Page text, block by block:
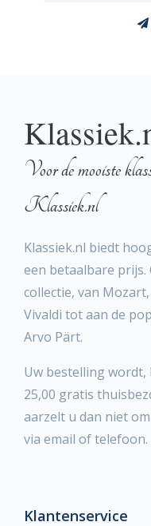
Voor de mooiste
Klassiek.nl
Klassiek.nl biedt
een betaalbare
collectie, van
Vivaldi tot aan de
Arvo Pärt.
Uw bestelling
25,00 gratis
aarzelt u dan niet
via email of telefoon.
Klantenservice